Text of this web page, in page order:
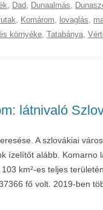
, Dad, Dunaalmás,
, Komárom, lovaglás,
környéke, Tatabánya,
látnivaló
A szlovákiai
ízelítőt alább. Komarno
km²-es teljes
fő volt. 2019-ben